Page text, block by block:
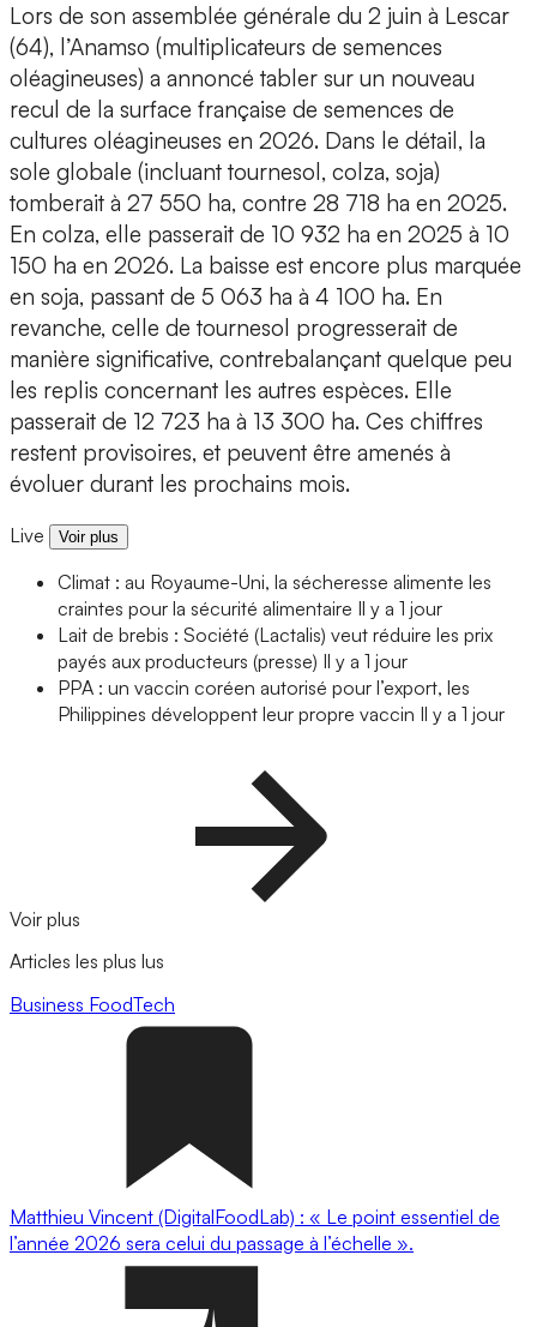
Lors de son assemblée générale du 2 juin à Lescar
(64), l’Anamso (multiplicateurs de semences
oléagineuses) a annoncé tabler sur un nouveau
recul de la surface française de semences de
cultures oléagineuses en 2026. Dans le détail, la
sole globale (incluant tournesol, colza, soja)
tomberait à 27 550 ha, contre 28 718 ha en 2025.
En colza, elle passerait de 10 932 ha en 2025 à 10
150 ha en 2026. La baisse est encore plus marquée
en soja, passant de 5 063 ha à 4 100 ha. En
revanche, celle de tournesol progresserait de
manière significative, contrebalançant quelque peu
les replis concernant les autres espèces. Elle
passerait de 12 723 ha à 13 300 ha. Ces chiffres
restent provisoires, et peuvent être amenés à
évoluer durant les prochains mois.
Live Voir plus
Climat : au Royaume-Uni, la sécheresse alimente les
craintes pour la sécurité alimentaire Il y a 1 jour
Lait de brebis : Société (Lactalis) veut réduire les prix
payés aux producteurs (presse) Il y a 1 jour
PPA : un vaccin coréen autorisé pour l’export, les
Philippines développent leur propre vaccin Il y a 1 jour
Voir plus
Articles les plus lus
Business FoodTech
Matthieu Vincent (DigitalFoodLab) : « Le point essentiel de
l’année 2026 sera celui du passage à l’échelle ».